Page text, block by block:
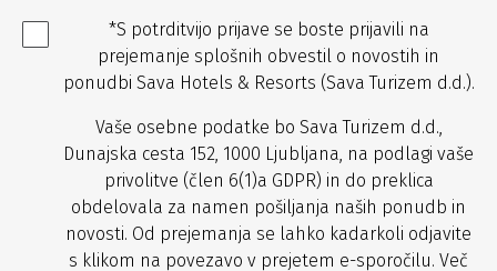
*S potrditvijo prijave se boste prijavili na
prejemanje splošnih obvestil o novostih in
ponudbi Sava Hotels & Resorts (Sava Turizem d.d.).
Vaše osebne podatke bo Sava Turizem d.d.,
Dunajska cesta 152, 1000 Ljubljana, na podlagi vaše
privolitve (člen 6(1)a GDPR) in do preklica
obdelovala za namen pošiljanja naših ponudb in
novosti. Od prejemanja se lahko kadarkoli odjavite
s klikom na povezavo v prejetem e-sporočilu. Več